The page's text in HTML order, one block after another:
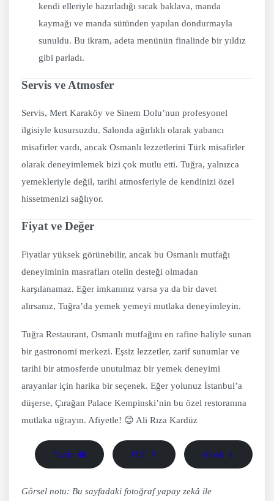
kendi elleriyle hazırladığı sıcak baklava, manda
kaymağı ve manda sütünden yapılan dondurmayla
sunuldu. Bu ikram, adeta menünün finalinde bir yıldız
gibi parladı.
Servis ve Atmosfer
Servis, Mert Karaköy ve Sinem Dolu’nun profesyonel
ilgisiyle kusursuzdu. Salonda ağırlıklı olarak yabancı
misafirler vardı, ancak Osmanlı lezzetlerini Türk misafirler
olarak deneyimlemek bizi çok mutlu etti. Tuğra, yalnızca
yemekleriyle değil, tarihi atmosferiyle de kendinizi özel
hissetmenizi sağlıyor.
Fiyat ve Değer
Fiyatlar yüksek görünebilir, ancak bu Osmanlı mutfağı
deneyiminin masrafları otelin desteği olmadan
karşılanamaz. Eğer imkanınız varsa ya da bir davet
alırsanız, Tuğra’da yemek yemeyi mutlaka deneyimleyin.
Tuğra Restaurant, Osmanlı mutfağını en rafine haliyle sunan
bir gastronomi merkezi. Eşsiz lezzetler, zarif sunumlar ve
tarihi bir atmosferde unutulmaz bir yemek deneyimi
arayanlar için harika bir seçenek. Eğer yolunuz İstanbul’a
düşerse, Çırağan Palace Kempinski’nin bu özel restoranına
mutlaka uğrayın. Afiyetle! 😊 Ali Rıza Kardüz
Yazdır 🖨 PDF 📄 eBook 📱
Görsel notu: Bu sayfadaki fotoğraf yapay zekâ ile